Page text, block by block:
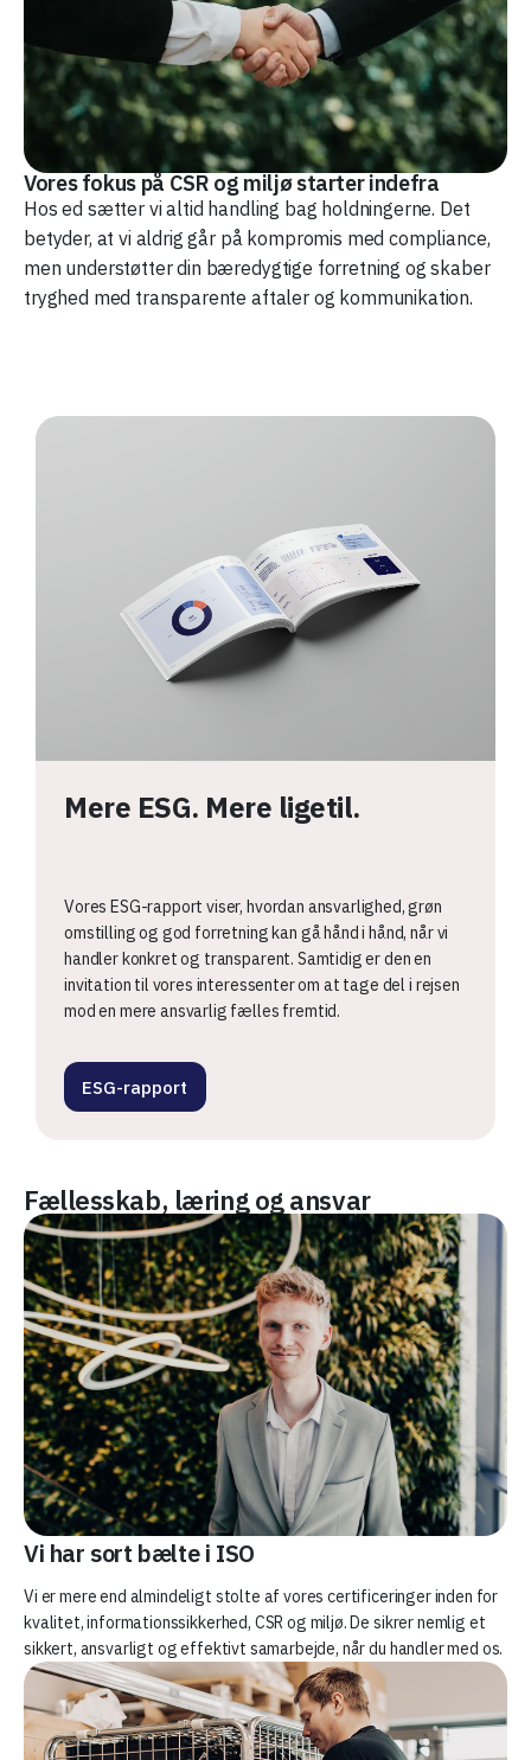
Vores fokus på CSR og miljø starter indefra
Hos ed sætter vi altid handling bag holdningerne. Det
betyder, at vi aldrig går på kompromis med compliance,
men understøtter din bæredygtige forretning og skaber
tryghed med transparente aftaler og kommunikation.
Mere ESG. Mere ligetil.
Vores ESG-rapport viser, hvordan ansvarlighed, grøn
omstilling og god forretning kan gå hånd i hånd, når vi
handler konkret og transparent. Samtidig er den en
invitation til vores interessenter om at tage del i rejsen
mod en mere ansvarlig fælles fremtid.
ESG-rapport
Fællesskab, læring og ansvar
Vi har sort bælte i ISO
Vi er mere end almindeligt stolte af vores certificeringer inden for
kvalitet, informationssikkerhed, CSR og miljø. De sikrer nemlig et
sikkert, ansvarligt og effektivt samarbejde, når du handler med os.